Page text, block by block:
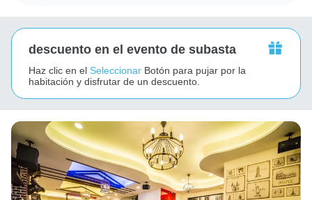
descuento en el evento de subasta
Haz clic en el Seleccionar Botón para pujar por la
habitación y disfrutar de un descuento.